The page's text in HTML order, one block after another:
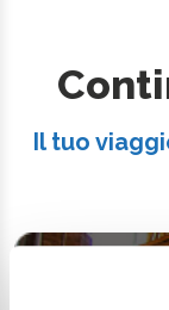
Il tuo